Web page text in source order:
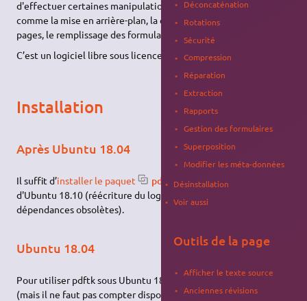
d'effectuer certaines manipulations de documents PDF,
comme la mise en arrière-plan, la concaténation, extraction de
pages, le remplissage des formulaires, etc.
C’est un logiciel libre sous licence
GNU GPL.
Installation
Après Ubuntu 18.04
Il suffit d’installer le paquet pdftkou pdftk-java
d'Ubuntu 18.10 (réécriture du logiciel pour s'affranchir des
dépendances obsolètes).
Ubuntu 18.04
Pour utiliser pdftk sous Ubuntu 18.04, installer lesnapde pdftk
(mais il ne faut pas compter disposer d'une man page avec
Déconcaténation
Rotations
Sécurité
Compression
Réparation
Extraction
Rapports
Gestion des formulaires
Superposition
Modifier les méta-données
Désinstallation
Voir aussi
Outils de la page
Afficher le texte source
Anciennes révisions